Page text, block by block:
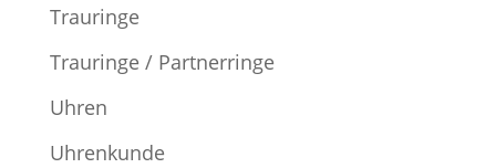
Trauringe
Trauringe / Partnerringe
Uhren
Uhrenkunde